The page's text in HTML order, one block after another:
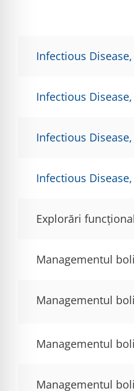
Infectious
Infectious
Infectious
Infectious
Explorări
Managementul
Managementul
Managementul
Managementul